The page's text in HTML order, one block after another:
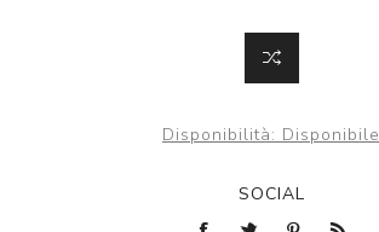
Disponibilità: Disponibile
SOCIAL